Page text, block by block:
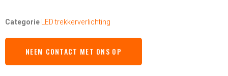
CategorieLED trekkerverlichting
NEEM CONTACT MET ONS OP